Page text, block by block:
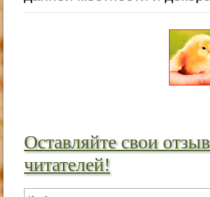
Оставляйте свои
читателей!